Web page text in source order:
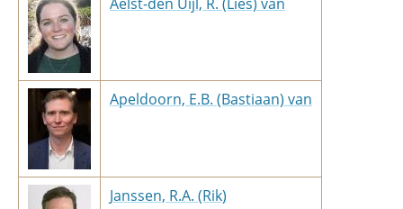
Apeldoorn, E.B. (Bastiaan) van
Janssen, R.A. (Rik)